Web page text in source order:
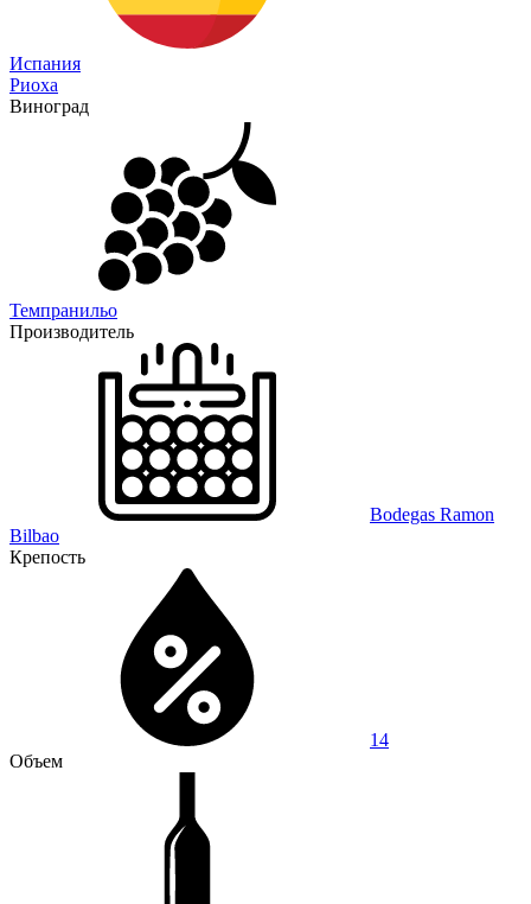
Испания
Риоха
Виноград
Темпранильо
Производитель
Bodegas Ramon
Bilbao
Крепость
14
Объем